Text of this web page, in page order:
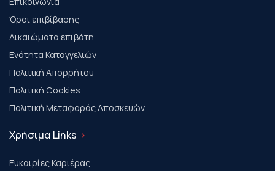
Όροι επιβίβασης
Δικαιώματα επιβάτη
Ενότητα Καταγγελιών
Πολιτική Απορρήτου
Πολιτική Cookies
Πολιτική Μεταφοράς Αποσκευών
Χρήσιμα Links
Ευκαιρίες Καριέρας